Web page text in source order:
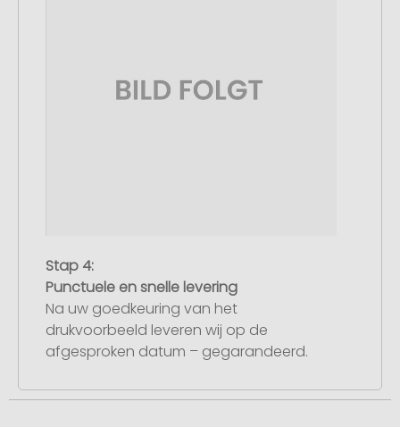
Stap 4:
Punctuele en snelle levering
Na uw goedkeuring van het
drukvoorbeeld leveren wij op de
afgesproken datum – gegarandeerd.